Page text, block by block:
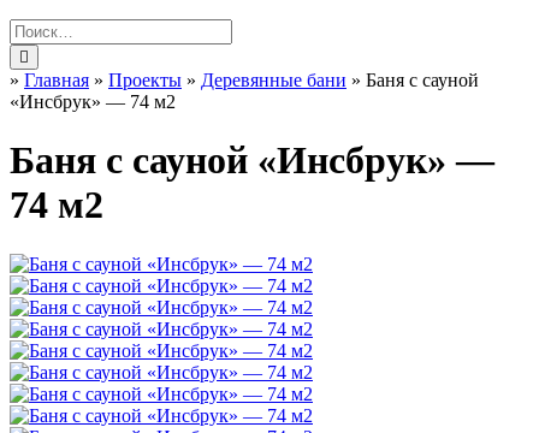
» Главная » Проекты » Деревянные бани » Баня с сауной
«Инсбрук» — 74 м2
Баня с сауной «Инсбрук» —
74 м2